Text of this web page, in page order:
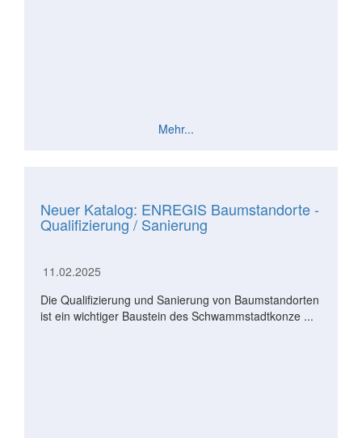
Mehr...
Neuer Katalog: ENREGIS Baumstandorte -
Qualifizierung / Sanierung
11.02.2025
Die Qualifizierung und Sanierung von Baumstandorten
ist ein wichtiger Baustein des Schwammstadtkonze ...